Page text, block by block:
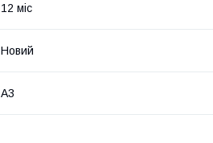
12 міс
Новий
A3